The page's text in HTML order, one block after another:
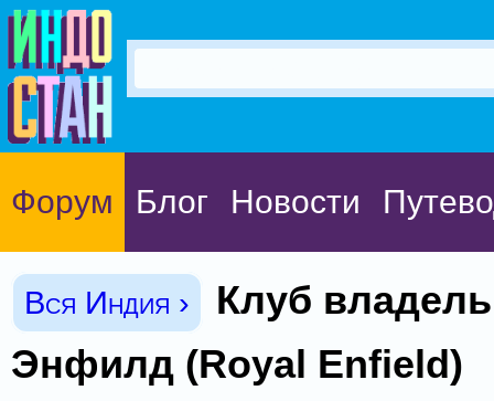
Форум Блог Новости
Вся Индия ›
Клуб
Энфилд (Royal Enfield)